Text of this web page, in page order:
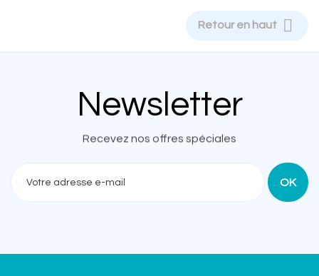
Retour en haut 
Newsletter
Recevez nos offres spéciales